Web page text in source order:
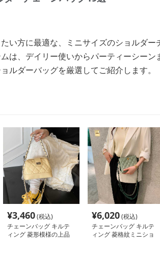
い方に最適な、ミニサイズのショルダー
は、デイリー使いからパーティーシーン
ルダーバッグを厳選してご紹介します。
¥3,460(税込)
チェーンバッグ キルテ
ィング 菱形模様の上品
¥6,020(税込)
チェーンバッグ キルテ
ィング 菱格紋ミニショ